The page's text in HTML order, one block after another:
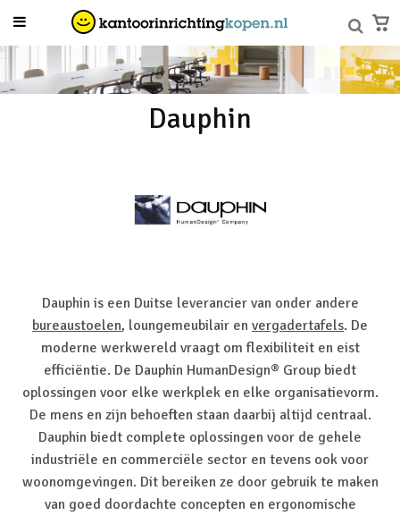
Dauphin
Dauphin is een Duitse leverancier van onder andere
bureaustoelen, loungemeubilair en vergadertafels. De
moderne werkwereld vraagt om flexibiliteit en eist
efficiëntie. De Dauphin HumanDesign® Group biedt
oplossingen voor elke werkplek en elke organisatievorm.
De mens en zijn behoeften staan daarbij altijd centraal.
Dauphin biedt complete oplossingen voor de gehele
industriële en commerciële sector en tevens ook voor
woonomgevingen. Dit bereiken ze door gebruik te maken
van goed doordachte concepten en ergonomische